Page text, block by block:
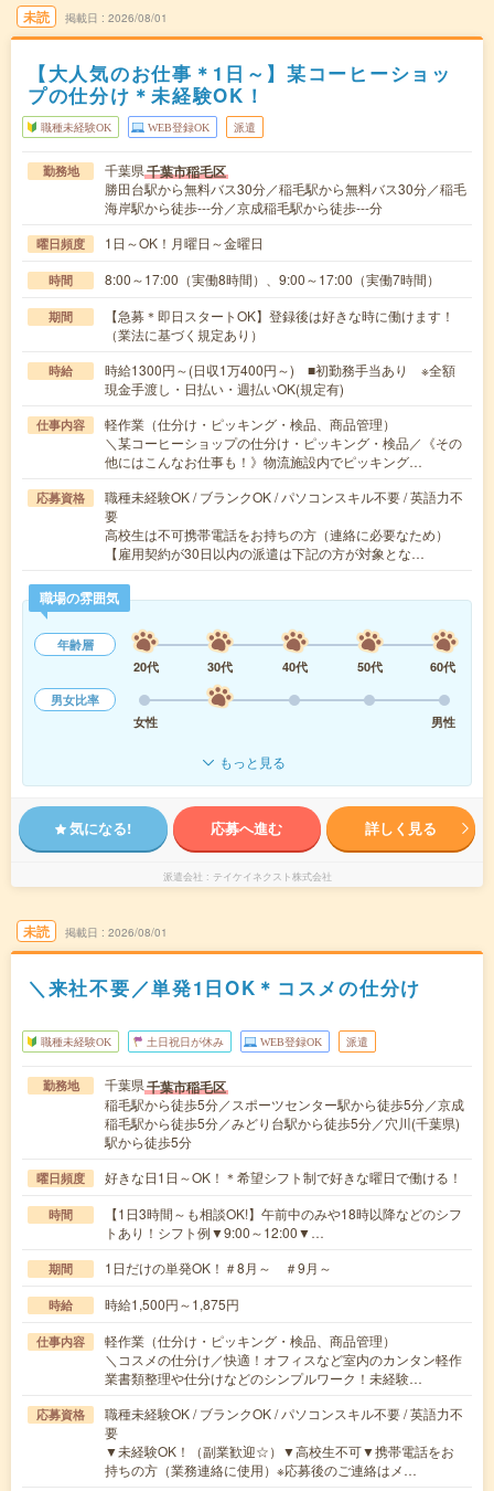
未読 掲載日 2026/08/01
【大人気のお仕事＊1日～】某コーヒーショッ
プの仕分け＊未経験OK！
職種未経験OK WEB登録OK 派遣
勤務地 千葉県千葉市稲毛区
勝田台駅から無料バス30分／稲毛駅から無料バス30分／稲毛
海岸駅から徒歩---分／京成稲毛駅から徒歩---分
曜日頻度 1日～OK！月曜日～金曜日
時間 8:00～17:00（実働8時間）、9:00～17:00（実働7時間）
期間
【急募＊即日スタートOK】登録後は好きな時に働けます！
（業法に基づく規定あり）
時給
時給1300円～(日収1万400円～) ■初勤務手当あり ※全額
現金手渡し・日払い・週払いOK(規定有)
仕事内容
軽作業（仕分け・ピッキング・検品、商品管理）
＼某コーヒーショップの仕分け・ピッキング・検品／《その
他にはこんなお仕事も！》物流施設内でピッキング…
応募資格
職種未経験OK / ブランクOK / パソコンスキル不要 / 英語力不
要
高校生は不可携帯電話をお持ちの方（連絡に必要なため）
【雇用契約が30日以内の派遣は下記の方が対象とな…
職場の雰囲気
年齢層
20代
30代 40代 50代
60代
男女比率
女性
男性
もっと見る
気になる! 応募へ進む 詳しく見る
派遣会社 テイケイネクスト株式会社
未読 掲載日 2026/08/01
＼来社不要／単発1日OK＊コスメの仕分け
職種未経験OK 土日祝日が休み WEB登録OK 派遣
勤務地 千葉県千葉市稲毛区
稲毛駅から徒歩5分／スポーツセンター駅から徒歩5分／京成
稲毛駅から徒歩5分／みどり台駅から徒歩5分／穴川(千葉県)
駅から徒歩5分
曜日頻度 好きな日1日～OK！＊希望シフト制で好きな曜日で働ける！
時間
【1日3時間～も相談OK!】午前中のみや18時以降などのシフ
トあり！シフト例▼9:00～12:00▼…
期間 1日だけの単発OK！＃8月～ ＃9月～
時給 時給1,500円～1,875円
仕事内容
軽作業（仕分け・ピッキング・検品、商品管理）
＼コスメの仕分け／快適！オフィスなど室内のカンタン軽作
業書類整理や仕分けなどのシンプルワーク！未経験…
応募資格
職種未経験OK / ブランクOK / パソコンスキル不要 / 英語力不
要
▼未経験OK！（副業歓迎☆）▼高校生不可▼携帯電話をお
持ちの方（業務連絡に使用）※応募後のご連絡はメ…